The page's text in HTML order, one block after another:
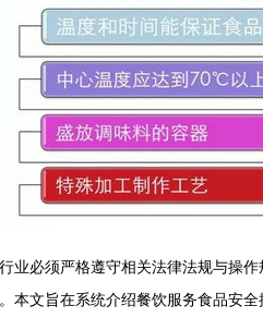
业必须严格遵守相关法律法规与操
文旨在系统介绍餐饮服务食品安